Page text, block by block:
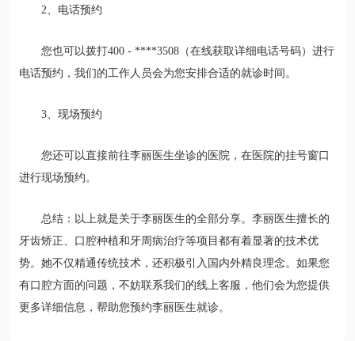
2、电话预约
您也可以拨打400 - ****3508（在线获取详细电话号码）进行
电话预约，我们的工作人员会为您安排合适的就诊时间。
3、现场预约
您还可以直接前往李丽医生坐诊的医院，在医院的挂号窗口
进行现场预约。
总结：以上就是关于李丽医生的全部分享。李丽医生擅长的
牙齿矫正、口腔种植和牙周病治疗等项目都有着显著的技术优
势。她不仅精通传统技术，还积极引入国内外精良理念。如果您
有口腔方面的问题，不妨联系我们的线上客服，他们会为您提供
更多详细信息，帮助您预约李丽医生就诊。